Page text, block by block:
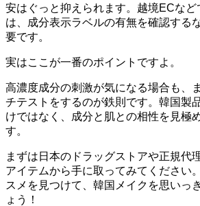
安はぐっと抑えられます。越境ECな
は、成分表示ラベルの有無を確認する
要です。
実はここが一番のポイントですよ。
高濃度成分の刺激が気になる場合も、
チテストをするのが鉄則です。韓国製
けではなく、成分と肌との相性を見極
す。
まずは日本のドラッグストアや正規代
アイテムから手に取ってみてください
スメを見つけて、韓国メイクを思いっ
ょう！